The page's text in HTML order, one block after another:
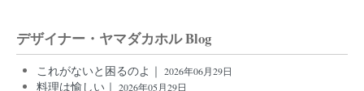
デザイナー・ヤマダカホル Blog
これがないと困るのよ｜ 2026年06月29日
料理は愉しい｜ 2026年05月29日